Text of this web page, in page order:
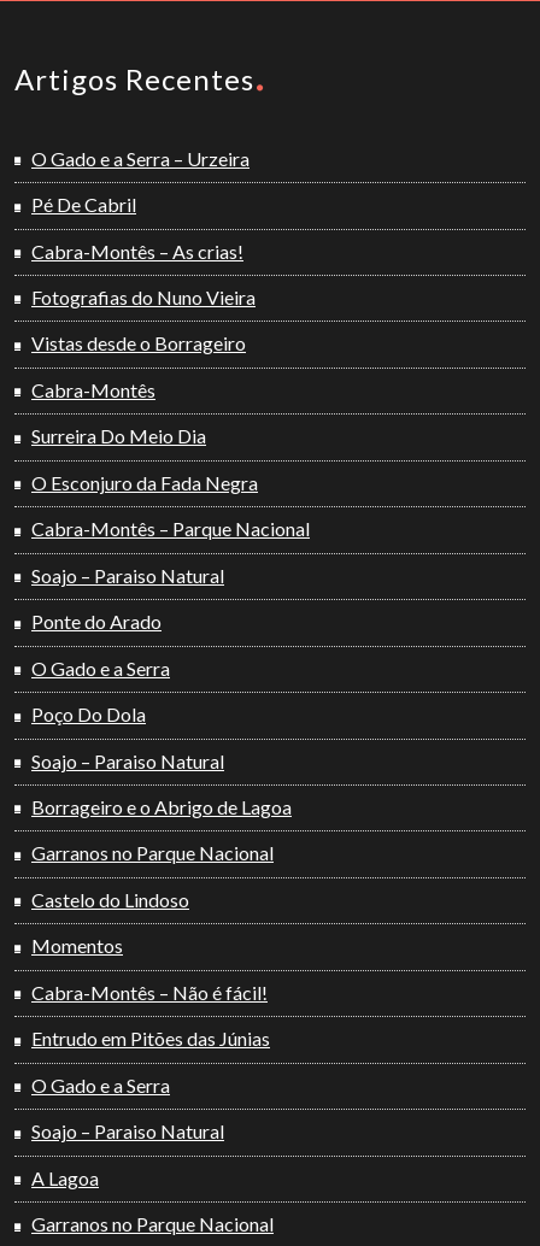
Artigos Recentes
O Gado e a Serra – Urzeira
Pé De Cabril
Cabra-Montês – As crias!
Fotografias do Nuno Vieira
Vistas desde o Borrageiro
Cabra-Montês
Surreira Do Meio Dia
O Esconjuro da Fada Negra
Cabra-Montês – Parque Nacional
Soajo – Paraiso Natural
Ponte do Arado
O Gado e a Serra
Poço Do Dola
Soajo – Paraiso Natural
Borrageiro e o Abrigo de Lagoa
Garranos no Parque Nacional
Castelo do Lindoso
Momentos
Cabra-Montês – Não é fácil!
Entrudo em Pitões das Júnias
O Gado e a Serra
Soajo – Paraiso Natural
A Lagoa
Garranos no Parque Nacional